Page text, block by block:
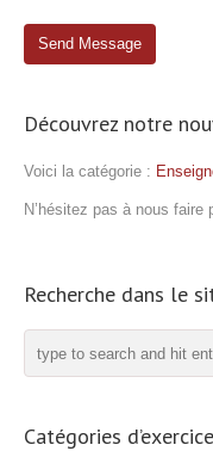
Découvrez notre
Voici la catégorie :
N’hésitez pas à nous
Recherche dans le
Catégories